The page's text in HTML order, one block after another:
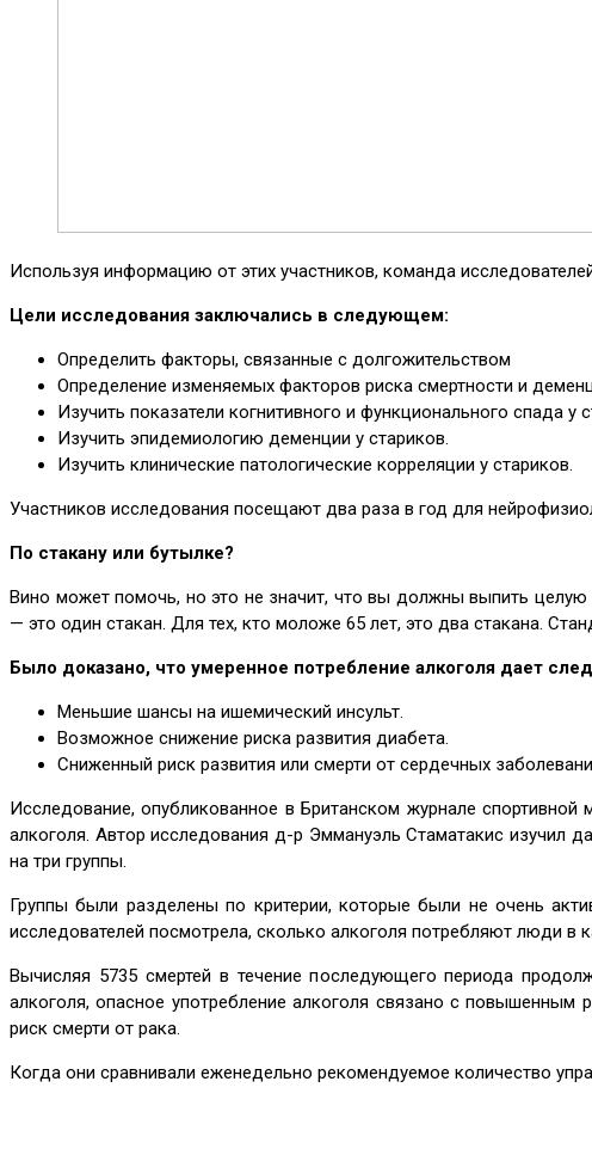
Используя информацию от этих участников, команда
Цели исследования заключались в следующем:
Определить факторы, связанные с долгожительством
Определение изменяемых факторов риска смертности и
Изучить показатели когнитивного и функционального спада
Изучить эпидемиологию деменции у стариков.
Изучить клинические патологические корреляции у стариков.
Участников исследования посещают два раза в год для
По стакану или бутылке?
Вино может помочь, но это не значит, что вы должны выпить
— это один стакан. Для тех, кто моложе 65 лет, это два стакана.
Было доказано, что умеренное потребление алкоголя дает
Меньшие шансы на ишемический инсульт.
Возможное снижение риска развития диабета.
Сниженный риск развития или смерти от сердечных
Исследование, опубликованное в Британском журнале
алкоголя. Автор исследования д-р Эммануэль Стаматакис изучил
на три группы.
Группы были разделены по критерии, которые были не очень
исследователей посмотрела, сколько алкоголя потребляют люди в
Вычисляя 5735 смертей в течение последующего периода
алкоголя, опасное употребление алкоголя связано с
риск смерти от рака.
Когда они сравнивали еженедельно рекомендуемое количество